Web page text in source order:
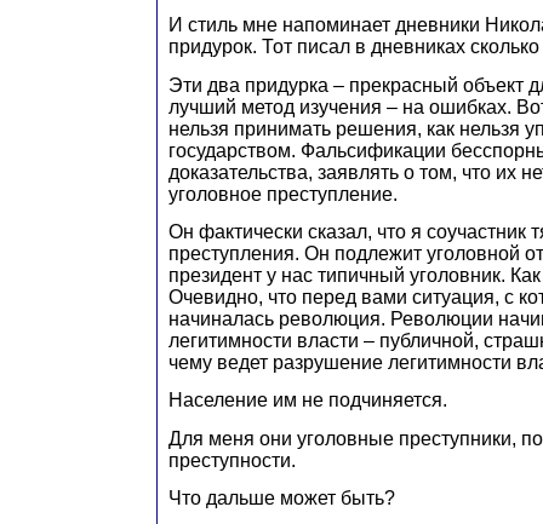
И стиль мне напоминает дневники
придурок. Тот писал в дневниках
Эти два придурка – прекрасный объект
лучший метод изучения – на ошибках.
нельзя принимать решения, как нельзя
государством. Фальсификации
доказательства, заявлять о том, что их
уголовное преступление.
Он фактически сказал, что я соучастник
преступления. Он подлежит уголовной
президент у нас типичный уголовник.
Очевидно, что перед вами ситуация, с
начиналась революция. Революции
легитимности власти – публичной,
чему ведет разрушение легитимности
Население им не подчиняется.
Для меня они уголовные преступники,
преступности.
Что дальше может быть?